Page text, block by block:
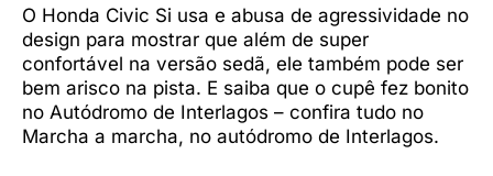
O Honda Civic Si usa e abusa de agressividade no
design para mostrar que além de super
confortável na versão sedã, ele também pode ser
bem arisco na pista. E saiba que o cupê fez bonito
no Autódromo de Interlagos – confira tudo no
Marcha a marcha, no autódromo de Interlagos.